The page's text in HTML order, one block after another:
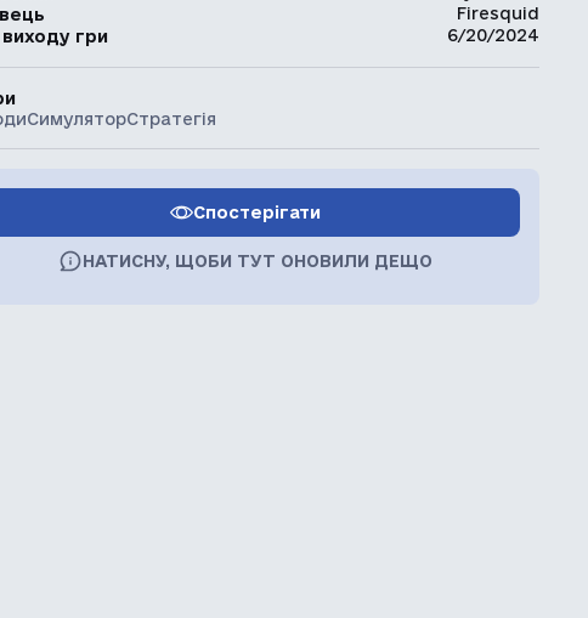
Firesquid
гри
6/20/2024
СимуляторСтратегія
Спостерігати
НАТИСНУ, ЩОБИ ТУТ ОНОВИЛИ ДЕЩО